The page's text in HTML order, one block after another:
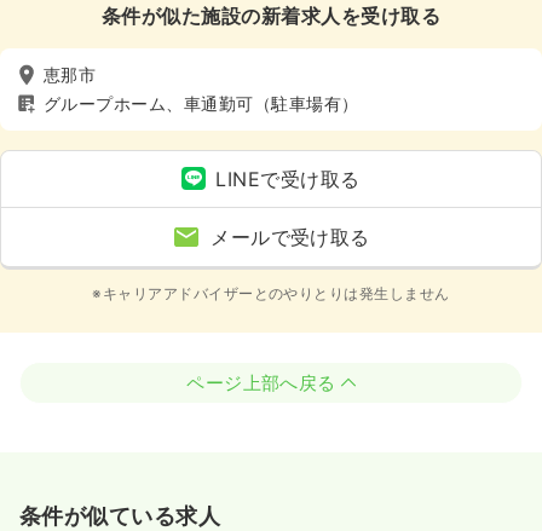
条件が似た施設の新着求人を受け取る
恵那市
グループホーム、車通勤可（駐車場有）
LINEで受け取る
メールで受け取る
※キャリアアドバイザーとのやりとりは発生しません
ページ上部へ戻る
条件が似ている求人